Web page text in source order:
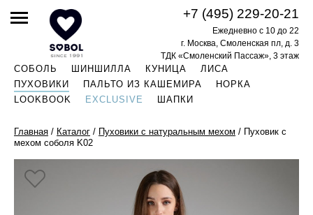
СОБОЛЬ ШИНШИЛЛА КУНИЦА
ЛИСА
ПУХОВИКИ
ПАЛЬТО ИЗ КАШЕМИРА
НОРКА
LOOKBOOK
EXCLUSIVE ШАПКИ
+7 (495) 229-20-21
Ежедневно с 10 до 22
г. Москва, Смоленская пл, д. 3
ТДК «Смоленский Пассаж», 3 этаж
Главная / Каталог / Пуховики с натуральным мехом / Пуховик с
мехом соболя K02